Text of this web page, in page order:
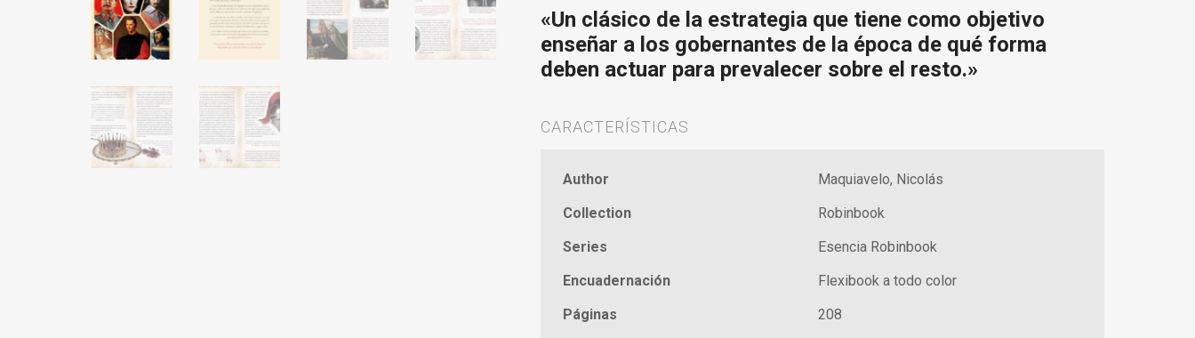
«Un clásico de la estrategia que tiene como objetivo
enseñar a los gobernantes de la época de qué forma
deben actuar para prevalecer sobre el resto.»
CARACTERÍSTICAS
Author
Maquiavelo, Nicolás
Collection
Robinbook
Series
Esencia Robinbook
Encuadernación
Flexibook a todo color
Páginas
208